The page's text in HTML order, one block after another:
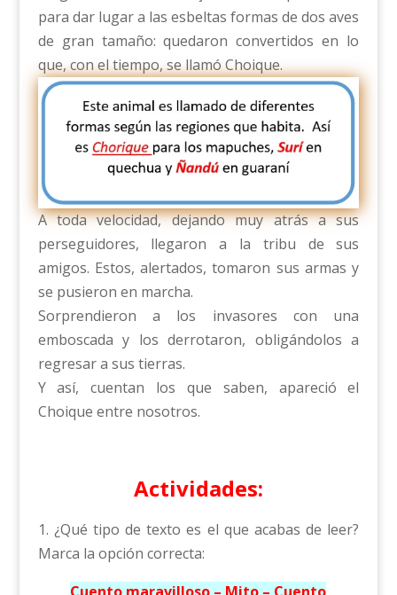
para dar lugar a las esbeltas formas de dos aves
de gran tamaño: quedaron convertidos en lo
que, con el tiempo, se llamó Choique.
A toda velocidad, dejando muy atrás a sus
perseguidores, llegaron a la tribu de sus
amigos. Estos, alertados, tomaron sus armas y
se pusieron en marcha.
Sorprendieron a los invasores con una
emboscada y los derrotaron, obligándolos a
regresar a sus tierras.
Y así, cuentan los que saben, apareció el
Choique entre nosotros.
Actividades:
1. ¿Qué tipo de texto es el que acabas de leer?
Marca la opción correcta: